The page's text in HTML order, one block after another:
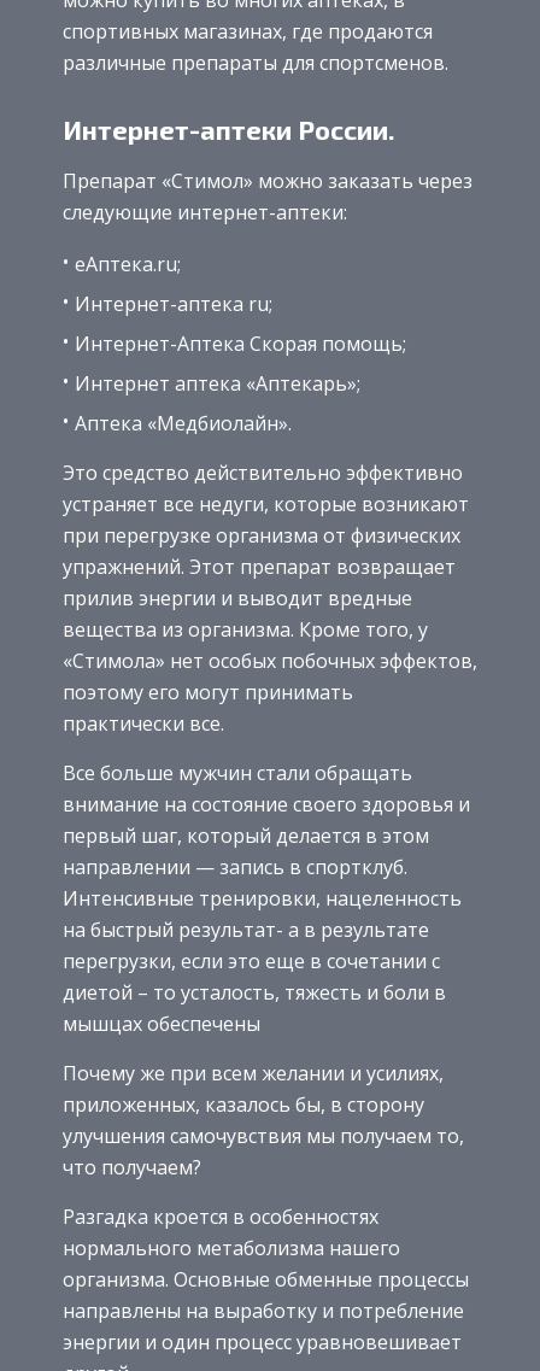
спортивных магазинах, где продаются
различные препараты для спортсменов.
Интернет-аптеки России.
Препарат «Стимол» можно заказать через
следующие интернет-аптеки:
еАптека.ru;
Интернет-аптека ru;
Интернет-Аптека Скорая помощь;
Интернет аптека «Аптекарь»;
Аптека «Медбиолайн».
Это средство действительно эффективно
устраняет все недуги, которые возникают
при перегрузке организма от физических
упражнений. Этот препарат возвращает
прилив энергии и выводит вредные
вещества из организма. Кроме того, у
«Стимола» нет особых побочных эффектов,
поэтому его могут принимать
практически все.
Все больше мужчин стали обращать
внимание на состояние своего здоровья и
первый шаг, который делается в этом
направлении — запись в спортклуб.
Интенсивные тренировки, нацеленность
на быстрый результат- а в результате
перегрузки, если это еще в сочетании с
диетой – то усталость, тяжесть и боли в
мышцах обеспечены
Почему же при всем желании и усилиях,
приложенных, казалось бы, в сторону
улучшения самочувствия мы получаем то,
что получаем?
Разгадка кроется в особенностях
нормального метаболизма нашего
организма. Основные обменные процессы
направлены на выработку и потребление
энергии и один процесс уравновешивает